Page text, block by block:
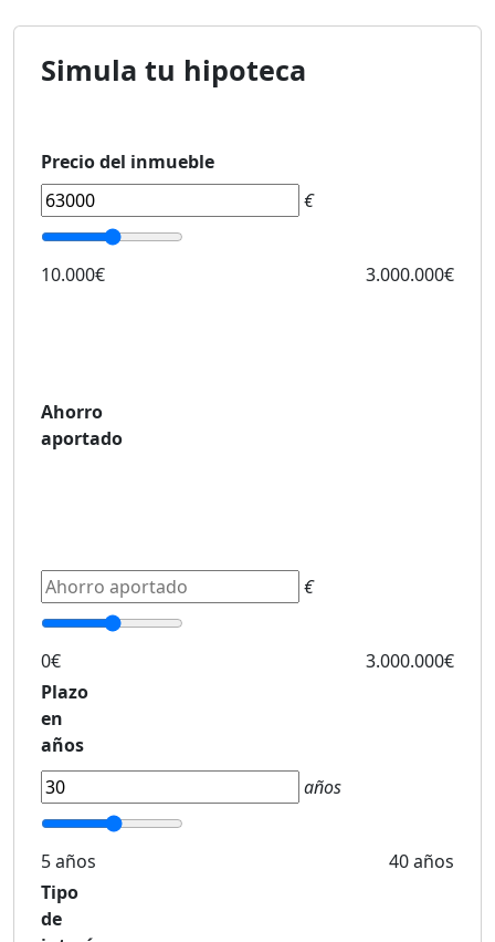
Simula tu hipoteca
Precio del inmueble
€
10.000€ 3.000.000€
Ahorro
aportado
€
0€
3.000.000€
Plazo
en
años
años
5 años
40 años
Tipo
de